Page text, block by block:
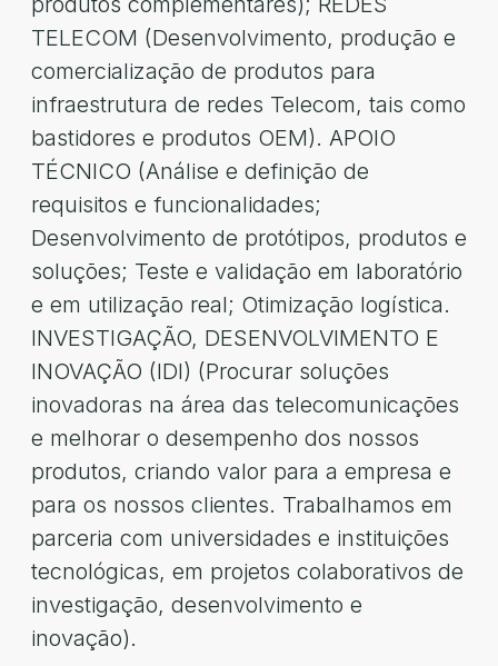
TELECOM (Desenvolvimento, produção e
comercialização de produtos para
infraestrutura de redes Telecom, tais como
bastidores e produtos OEM). APOIO
TÉCNICO (Análise e definição de
requisitos e funcionalidades;
Desenvolvimento de protótipos, produtos e
soluções; Teste e validação em laboratório
e em utilização real; Otimização logística.
INVESTIGAÇÃO, DESENVOLVIMENTO E
INOVAÇÃO (IDI) (Procurar soluções
inovadoras na área das telecomunicações
e melhorar o desempenho dos nossos
produtos, criando valor para a empresa e
para os nossos clientes. Trabalhamos em
parceria com universidades e instituições
tecnológicas, em projetos colaborativos de
investigação, desenvolvimento e
inovação).